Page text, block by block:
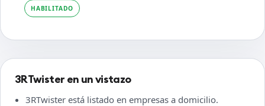
HABILITADO
3RTwister en un vistazo
3RTwister está listado en empresas a domicilio.